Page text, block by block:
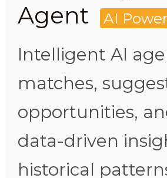
Agent
AI
Intelligent AI
matches,
opportunities,
data-driven
historical